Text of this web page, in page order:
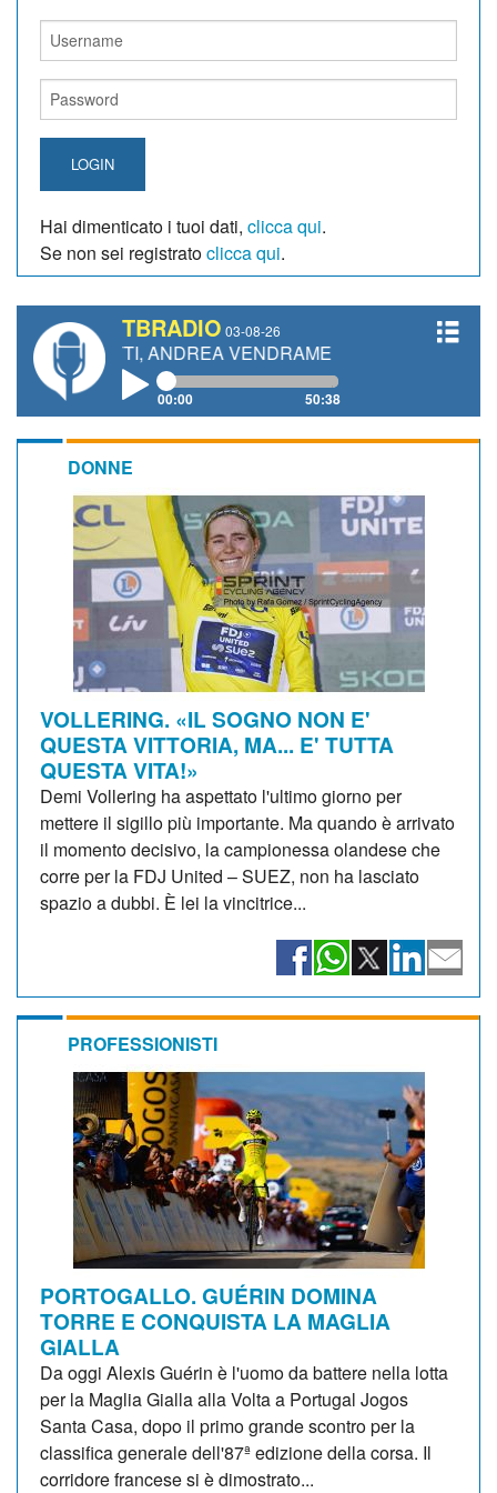
LOGIN
Hai dimenticato i tuoi dati, clicca qui.
Se non sei registratoclicca qui.
TBRADIO 03-08-26
ANDREA VENDRAME, FILIPPO FIORELLI
00:00 50:38
DONNE
VOLLERING. «IL SOGNO NON E'
QUESTA VITTORIA, MA... E' TUTTA
QUESTA VITA!»
Demi Vollering ha aspettato l'ultimo giorno per
mettere il sigillo più importante. Ma quando è arrivato
il momento decisivo, la campionessa olandese che
corre per la FDJ United – SUEZ, non ha lasciato
spazio a dubbi. È lei la vincitrice...
PROFESSIONISTI
PORTOGALLO. GUÉRIN DOMINA
TORRE E CONQUISTA LA MAGLIA
GIALLA
Da oggi Alexis Guérin è l'uomo da battere nella lotta
per la Maglia Gialla alla Volta a Portugal Jogos
Santa Casa, dopo il primo grande scontro per la
classifica generale dell'87ª edizione della corsa. Il
corridore francese si è dimostrato...